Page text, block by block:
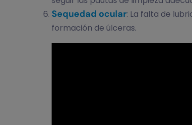
Sequedad ocular: La falta de
formación de úlceras.